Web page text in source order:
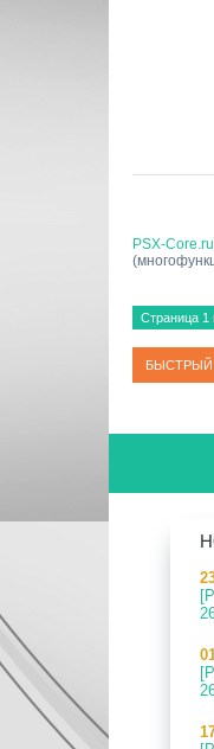
PSX-
Страница 1